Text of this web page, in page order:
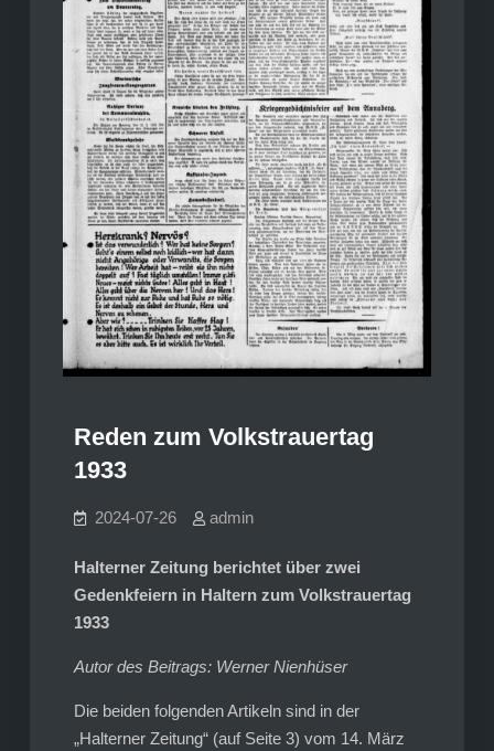
Reden zum Volkstrauertag
1933
2024-07-26 admin
Halterner Zeitung berichtet über zwei
Gedenkfeiern in Haltern zum Volkstrauertag
1933
Autor des Beitrags: Werner Nienhüser
Die beiden folgenden Artikeln sind in der
„Halterner Zeitung“ (auf Seite 3) vom 14. März